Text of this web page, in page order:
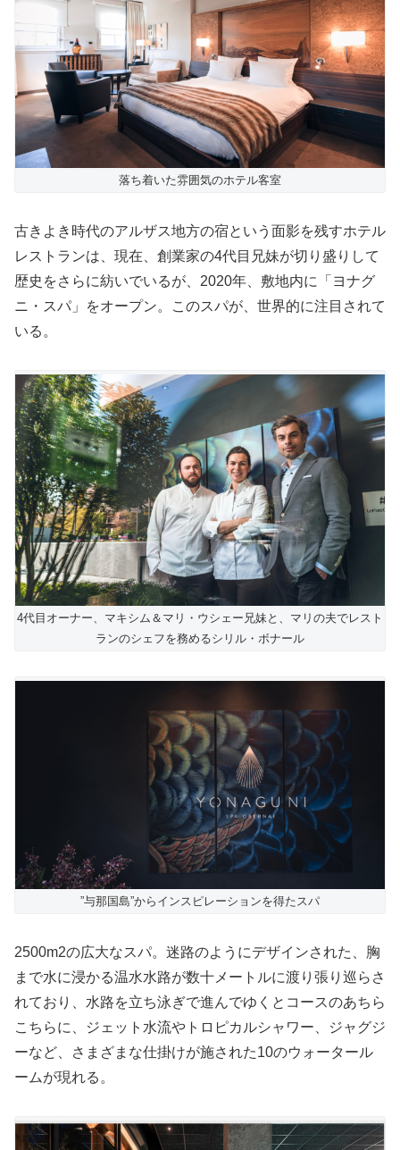
落ち着いた雰囲気のホテル客室
古きよき時代のアルザス地方の宿という面影を残すホテル
レストランは、現在、創業家の4代目兄妹が切り盛りして
歴史をさらに紡いでいるが、2020年、敷地内に「ヨナグ
ニ・スパ」をオープン。このスパが、世界的に注目されて
いる。
4代目オーナー、マキシム＆マリ・ウシェー兄妹と、マリの夫でレスト
ランのシェフを務めるシリル・ボナール
”与那国島”からインスピレーションを得たスパ
2500m2の広大なスパ。迷路のようにデザインされた、胸
まで水に浸かる温水水路が数十メートルに渡り張り巡らさ
れており、水路を立ち泳ぎで進んでゆくとコースのあちら
こちらに、ジェット水流やトロピカルシャワー、ジャグジ
ーなど、さまざまな仕掛けが施された10のウォータール
ームが現れる。